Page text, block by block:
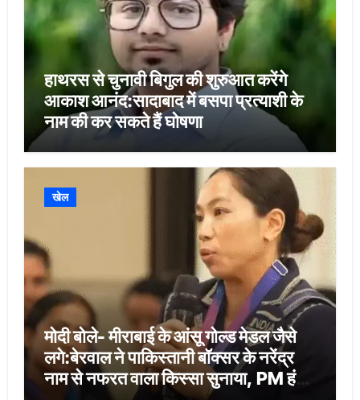
हाथरस से चुनावी बिगुल की शुरुआत करेंगे
आकाश आनंद:सादाबाद में बसपा प्रत्याशी के
नाम की कर सकते हैं घोषणा
खेल
मोदी बोले- मीराबाई के आंसू गोल्ड मेडल जैसे
लगे:बेरवाल ने पाकिस्तानी बॉक्सर के नरेंद्र
नाम से नफरत वाला किस्सा सुनाया, PM हंस